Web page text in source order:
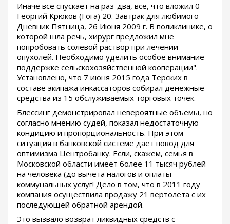
Иначе все спускает на раз-два, всё, что вложил 0
Георгий Крюков (Гога) 20. Завтрак для любимого
Дневник Пятница, 26 Июня 2009 г. В поликлинике, о
которой шла речь, хирург предложил мне
попробовать солевой раствор при лечении
опухолей. Необходимо уделить особое внимание
поддержке сельскохозяйственной кооперации".
Установлено, что 7 июня 2015 года Терских в
составе экипажа инкассаторов собирал денежные
средства из 15 обслуживаемых торговых точек.
Блессинг демонстрировал невероятные объемы, но
согласно мнению судей, показал недостаточную
кондицию и пропорциональность. При этом
ситуация в банковской системе дает повод для
оптимизма Центробанку. Если, скажем, семья в
Московской области имеет более 11 тысяч рублей
на человека (до вычета налогов и оплаты
коммунальных услуг! Дело в том, что в 2011 году
компания осуществила продажу 21 вертолета с их
последующей обратной арендой.
Это вызвало возврат ликвидных средств с